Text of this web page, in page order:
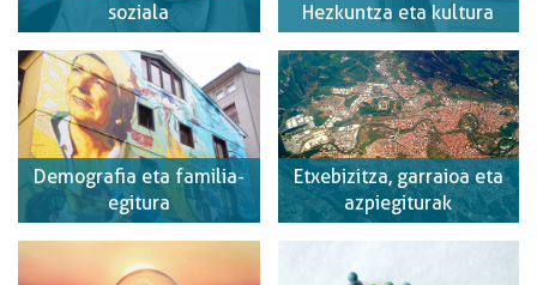
soziala
Hezkuntza eta kultura
Demografia eta familia-
egitura
Etxebizitza, garraioa eta
azpiegiturak